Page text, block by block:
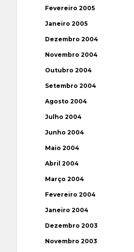
Fevereiro 2005
Janeiro 2005
Dezembro 2004
Novembro 2004
Outubro 2004
Setembro 2004
Agosto 2004
Julho 2004
Junho 2004
Maio 2004
Abril 2004
Março 2004
Fevereiro 2004
Janeiro 2004
Dezembro 2003
Novembro 2003